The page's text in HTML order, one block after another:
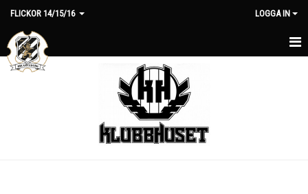
FLICKOR 14/15/16 LOGGA IN
HEM